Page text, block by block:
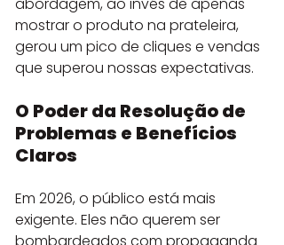
mostrar o produto na prateleira,
gerou um pico de cliques e vendas
que superou nossas expectativas.
O Poder da Resolução de
Problemas e Benefícios
Claros
Em 2026, o público está mais
exigente. Eles não querem ser
bombardeados com propaganda